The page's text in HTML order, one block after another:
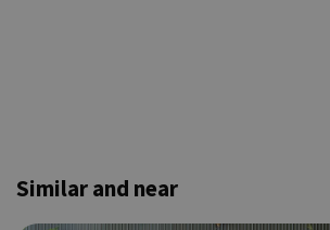
Similar and near